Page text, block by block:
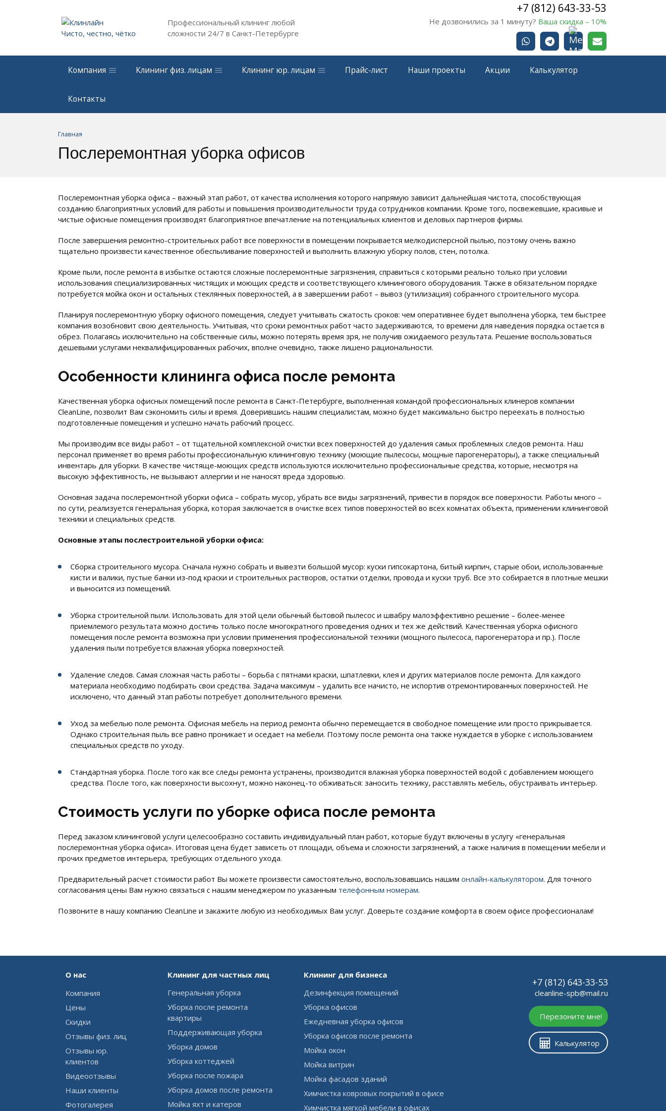
Чисто, честно, чётко
Профессиональный клининг любой
сложности 24/7 в Санкт-Петербурге
+7 (812) 643-33-53
Не дозвонились за 1 минуту? Ваша скидка – 10%
Компания Клининг физ. лицам Клининг юр. лицам Прайс-лист Наши проекты Акции Калькулятор
Контакты
Главная
Послеремонтная уборка офисов
Послеремонтная уборка офиса – важный этап работ, от качества исполнения которого напрямую зависит дальнейшая чистота, способствующая
созданию благоприятных условий для работы и повышения производительности труда сотрудников компании. Кроме того, посвежевшие, красивые и
чистые офисные помещения производят благоприятное впечатление на потенциальных клиентов и деловых партнеров фирмы.
После завершения ремонтно-строительных работ все поверхности в помещении покрывается мелкодисперсной пылью, поэтому очень важно
тщательно произвести качественное обеспыливание поверхностей и выполнить влажную уборку полов, стен, потолка.
Кроме пыли, после ремонта в избытке остаются сложные послеремонтные загрязнения, справиться с которыми реально только при условии
использования специализированных чистящих и моющих средств и соответствующего клинингового оборудования. Также в обязательном порядке
потребуется мойка окон и остальных стеклянных поверхностей, а в завершении работ – вывоз (утилизация) собранного строительного мусора.
Планируя послеремонтную уборку офисного помещения, следует учитывать сжатость сроков: чем оперативнее будет выполнена уборка, тем быстрее
компания возобновит свою деятельность. Учитывая, что сроки ремонтных работ часто задерживаются, то времени для наведения порядка остается в
обрез. Полагаясь исключительно на собственные силы, можно потерять время зря, не получив ожидаемого результата. Решение воспользоваться
дешевыми услугами неквалифицированных рабочих, вполне очевидно, также лишено рациональности.
Особенности клининга офиса после ремонта
Качественная уборка офисных помещений после ремонта в Санкт-Петербурге, выполненная командой профессиональных клинеров компании
CleanLine, позволит Вам сэкономить силы и время. Доверившись нашим специалистам, можно будет максимально быстро переехать в полностью
подготовленные помещения и успешно начать рабочий процесс.
Мы производим все виды работ – от тщательной комплексной очистки всех поверхностей до удаления самых проблемных следов ремонта. Наш
персонал применяет во время работы профессиональную клининговую технику (моющие пылесосы, мощные парогенераторы), а также специальный
инвентарь для уборки. В качестве чистяще-моющих средств используются исключительно профессиональные средства, которые, несмотря на
высокую эффективность, не вызывают аллергии и не наносят вреда здоровью.
Основная задача послеремонтной уборки офиса – собрать мусор, убрать все виды загрязнений, привести в порядок все поверхности. Работы много –
по сути, реализуется генеральная уборка, которая заключается в очистке всех типов поверхностей во всех комнатах объекта, применении клининговой
техники и специальных средств.
Основные этапы послестроительной уборки офиса:
Сборка строительного мусора. Сначала нужно собрать и вывезти большой мусор: куски гипсокартона, битый кирпич, старые обои, использованные
кисти и валики, пустые банки из-под краски и строительных растворов, остатки отделки, провода и куски труб. Все это собирается в плотные мешки
и выносится из помещений.
Уборка строительной пыли. Использовать для этой цели обычный бытовой пылесос и швабру малоэффективно решение – более-менее
приемлемого результата можно достичь только после многократного проведения одних и тех же действий. Качественная уборка офисного
помещения после ремонта возможна при условии применения профессиональной техники (мощного пылесоса, парогенератора и пр.). После
удаления пыли потребуется влажная уборка поверхностей.
Удаление следов. Самая сложная часть работы – борьба с пятнами краски, шпатлевки, клея и других материалов после ремонта. Для каждого
материала необходимо подбирать свои средства. Задача максимум – удалить все начисто, не испортив отремонтированных поверхностей. Не
исключено, что данный этап работы потребует дополнительного времени.
Уход за мебелью поле ремонта. Офисная мебель на период ремонта обычно перемещается в свободное помещение или просто прикрывается.
Однако строительная пыль все равно проникает и оседает на мебели. Поэтому после ремонта она также нуждается в уборке с использованием
специальных средств по уходу.
Стандартная уборка. После того как все следы ремонта устранены, производится влажная уборка поверхностей водой с добавлением моющего
средства. После того, как поверхности высохнут, можно наконец-то обживаться: заносить технику, расставлять мебель, обустраивать интерьер.
Стоимость услуги по уборке офиса после ремонта
Перед заказом клининговой услуги целесообразно составить индивидуальный план работ, которые будут включены в услугу «генеральная
послеремонтная уборка офиса». Итоговая цена будет зависеть от площади, объема и сложности загрязнений, а также наличия в помещении мебели и
прочих предметов интерьера, требующих отдельного ухода.
Предварительный расчет стоимости работ Вы можете произвести самостоятельно, воспользовавшись нашим онлайн-калькулятором. Для точного
согласования цены Вам нужно связаться с нашим менеджером по указанным телефонным номерам.
Позвоните в нашу компанию CleanLine и закажите любую из необходимых Вам услуг. Доверьте создание комфорта в своем офисе профессионалам!
О нас
Компания
Цены
Скидки
Отзывы физ. лиц
Отзывы юр.
клиентов
Видеоотзывы
Наши клиенты
Фотогалерея
Клининг для частных лиц
Генеральная уборка
Уборка после ремонта
квартиры
Поддерживающая уборка
Уборка домов
Уборка коттеджей
Уборка после пожара
Уборка домов после ремонта
Мойка яхт и катеров
Клининг для бизнеса
Дезинфекция помещений
Уборка офисов
Ежедневная уборка офисов
Уборка офисов после ремонта
Мойка окон
Мойка витрин
Мойка фасадов зданий
Химчистка ковровых покрытий в офисе
Химчистка мягкой мебели в офисах
+7 (812) 643-33-53
cleanline-spb@mail.ru
Перезоните мне!
Калькулятор